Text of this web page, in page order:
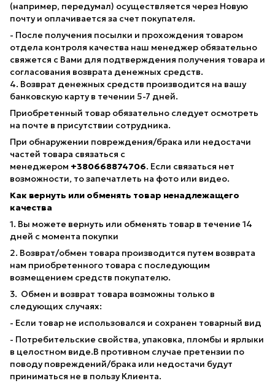
(например, передумал) осуществляется через Новую
почту и оплачивается за счет покупателя.
- После получения посылки и прохождения товаром
отдела контроля качества наш менеджер обязательно
свяжется с Вами для подтверждения получения товара и
согласования возврата денежных средств.
4. Возврат денежных средств производится на вашу
банковскую карту в течении 5-7 дней.
Приобретенный товар обязательно следует осмотреть
на почте в присутствии сотрудника.
При обнаружении повреждения/брака или недостачи
частей товара связаться с
менеджером +380668874706. Если связаться нет
возможности, то запечатлеть на фото или видео.
Как вернуть или обменять товар ненадлежащего
качества
1. Вы можете вернуть или обменять товар в течение 14
дней с момента покупки
2. Возврат/обмен товара производится путем возврата
нам приобретенного товара с последующим
возмещением средств покупателю.
3. Обмен и возврат товара возможны только в
следующих случаях:
- Если товар не использовался и сохранен товарный вид
- Потребительские свойства, упаковка, пломбы и ярлыки
в целостном виде.В противном случае претензии по
поводу повреждений/брака или недостачи будут
приниматься не в пользу Клиента.